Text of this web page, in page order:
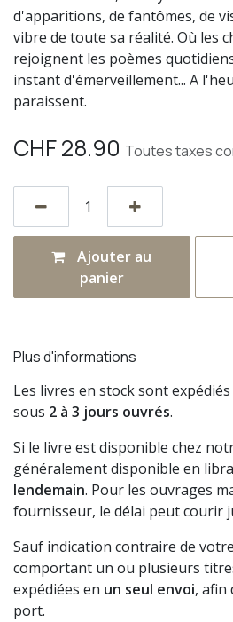
d'apparitions, de fantômes, de
vibre de toute sa réalité. Où les
rejoignent les poèmes
instant d'émerveillement... A
paraissent.
CHF28.90 Toutes taxes
Ajouter au
panier
Plus d'informations
Les livres en stock sont
sous 2 à 3 jours ouvrés.
Si le livre est disponible chez
généralement disponible en
lendemain. Pour les ouvrages
fournisseur, le délai peut courir
Sauf indication contraire de
comportant un ou plusieurs
expédiées en un seul envoi, afin
port.